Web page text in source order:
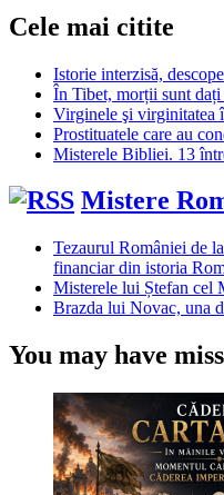
Cele mai citite
Istorie interzisă,
În Tibet, morții sunt
Virginele şi virginitatea
Prostituatele care au
Misterele Bibliei. 13
Mistere
Tezaurul României de
financiar din istoria
Misterele lui Ștefan cel
Brazda lui Novac, una
You may have